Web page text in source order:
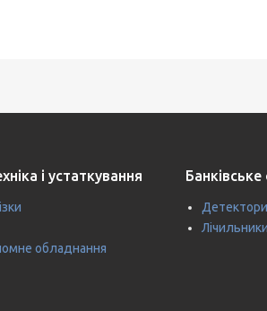
і устаткування
обладнання